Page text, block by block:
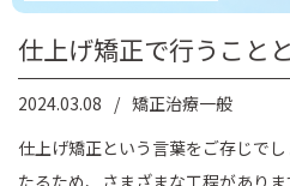
仕上げ矯正で行うこと
2024.03.08
矯正治療一般
仕上げ矯正という言葉をご存じで
たるため、さまざまな工程があり